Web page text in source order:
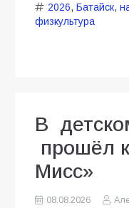
2026, Батайск,
физкультура
В
прошёл
Мисс»
08.08.2026